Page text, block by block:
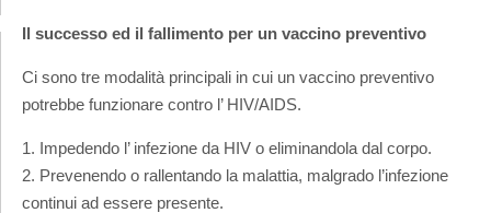
Il successo ed il fallimento per un vaccino preventivo
Ci sono tre modalità principali in cui un vaccino preventivo
potrebbe funzionare contro l’ HIV/AIDS.
1. Impedendo l’ infezione da HIV o eliminandola dal corpo.
2. Prevenendo o rallentando la malattia, malgrado l’infezione
continui ad essere presente.